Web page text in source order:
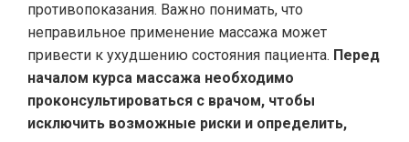
противопоказания. Важно понимать, что
неправильное применение массажа может
привести к ухудшению состояния пациента. Перед
началом курса массажа необходимо
проконсультироваться с врачом, чтобы
исключить возможные риски и определить,